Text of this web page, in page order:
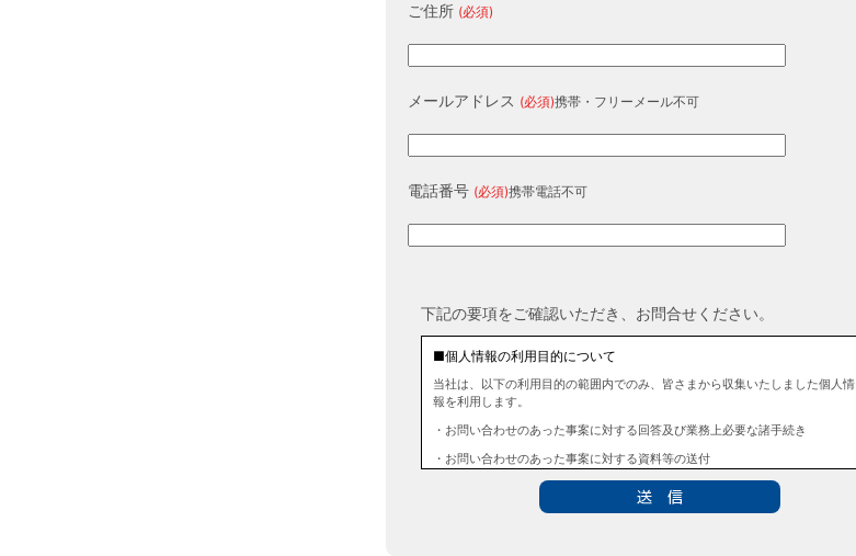
ご住所 (必須)
メールアドレス (必須)携帯・フリーメール不可
電話番号 (必須)携帯電話不可
下記の要項をご確認いただき、お問合せください。
■個人情報の利用目的について
当社は、以下の利用目的の範囲内でのみ、皆さまから収集いたしました個人情
報を利用します。
・お問い合わせのあった事案に対する回答及び業務上必要な諸手続き
・お問い合わせのあった事案に対する資料等の送付